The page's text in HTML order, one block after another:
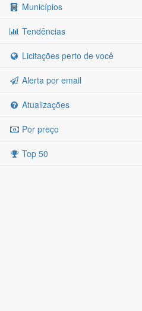
Municípios
Tendências
Licitações perto de você
Alerta por email
Atualizações
Por preço
Top 50